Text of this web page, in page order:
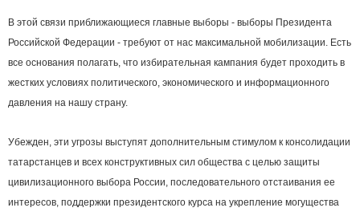
В этой связи приближающиеся главные выборы - выборы Президента
Российской Федерации - требуют от нас максимальной мобилизации. Есть
все основания полагать, что избирательная кампания будет проходить в
жестких условиях политического, экономического и информационного
давления на нашу страну.
Убежден, эти угрозы выступят дополнительным стимулом к консолидации
татарстанцев и всех конструктивных сил общества с целью защиты
цивилизационного выбора России, последовательного отстаивания ее
интересов, поддержки президентского курса на укрепление могущества